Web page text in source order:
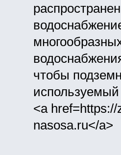
чтобы
<a
nasosa.ru</a>